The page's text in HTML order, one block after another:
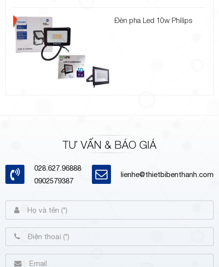
Đèn pha Led 10w Philips
TƯ VẤN & BÁO GIÁ
028.627.96888
0902579387
lienhe@thietbibenthanh.com